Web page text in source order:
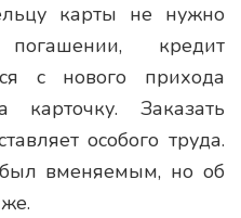
карты не нужно
кредит
с нового прихода
Заказать
особого труда.
был вменяемым, но об